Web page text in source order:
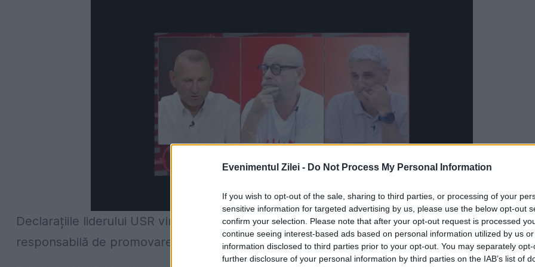
Evenimentul Zilei - Do Not Process My Personal Information
If you wish to opt-out of the sale, sharing to third parties, or processing of your
sensitive information for targeted advertising by us, please use the below opt-out
confirm your selection. Please note that after your opt-out request is processed
continue seeing interest-based ads based on personal information utilized by us
information disclosed to third parties prior to your opt-out. You may separately
further disclosure of your personal information by third parties on the IAB’s list of
Declarațiile liderului USR vin la o zi după ce Senatul a votat nouaconducere a ICR , instituția
responsabilă de promovarea culturii române în străinătate.